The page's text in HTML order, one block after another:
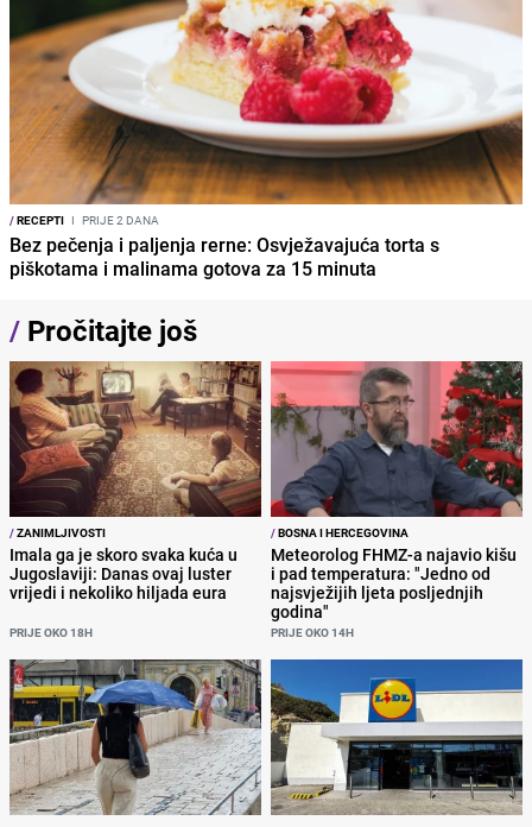
/RECEPTI I PRIJE 2 DANA
Bez pečenja i paljenja rerne: Osvježavajuća torta s
piškotama i malinama gotova za 15 minuta
/ Pročitajte još
/ZANIMLJIVOSTI
Imala ga je skoro svaka kuća u
Jugoslaviji: Danas ovaj luster
vrijedi i nekoliko hiljada eura
PRIJE OKO 18H
/BOSNA I HERCEGOVINA
Meteorolog FHMZ-a najavio kišu
i pad temperatura: "Jedno od
najsvježijih ljeta posljednjih
godina"
PRIJE OKO 14H